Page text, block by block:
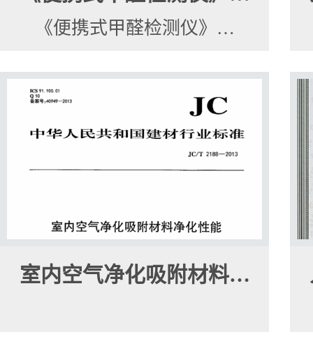
《便携式甲醛检测仪》…
室内空气净化吸附材料…